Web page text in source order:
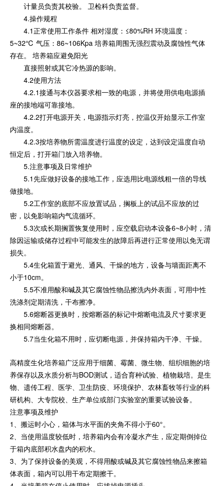
计量员负责其校验。 卫检科负责监督。
4.操作规程
4.1正常使用工作条件 相对湿度：≤80%RH 环境温度：
5~32℃ 气压：86~106Kpa 培养箱周围无强烈震动及腐蚀性气体
存在。 培养箱应避免阳光
直接照射或其它冷热源的影响。
4.2使用方法
4.2.1接通与本仪器要求相一致的电源，并将使用供电电源插
座的接地端可靠接地。
4.2.2打开电源开关，电源指示灯亮，控温仪开始显示工作室
内温度。
4.2.3按培养物所需温度进行温度的设定，达到设定温度自动
恒定后，打开箱门放入培养物。
5.注意事项及日常维护
5.1先应做好设备的接地工作，应选用比电源线粗一倍的导线
做接地。
5.2工作室的底部不应放置试品，搁板上的试品不应放的过
密，以免影响箱内气流循环。
5.3次或长期搁置恢复使用时，应空载启动本设备6~8小时，清
除因运输或储存过程中可能发生的故障后再进行正常使用以免无谓
损失。
5.4生化箱置于避光、通风、干燥的地方，设备与墙面距离不
小于10cm。
5.5不准用酸和碱及其它腐蚀性物品擦洗内外表面，可用中性
洗涤剂定期清洗，干布擦净。
5.6熔断器更换时，按熔断器的标记中熔断电流及尺寸要求更
换相同熔断器。
5.7当生化箱不用时，应切断电源，并保持箱内干净、干燥。
高精度生化培养箱广泛应用于细菌、霉菌、微生物、组织细胞的培
养保存以及水质分析与BOD测试，适合育种试验、植物栽培。是生
物、遗传工程、医学、卫生防疫、环境保护、农林畜牧等行业的科
研机构、大专院校、生产单位或部门实验室的重要试验设备。
注意事项及维护
1、搬运时小心，箱体与水平面的夹角不得小于60°。
2、当使用温度较低时，培养箱内会有冷凝水产生，应定期倒掉位
于箱内底部积水盘内的积水。
3、为了保持设备的美观，不得用酸或碱及其它腐蚀性物品来擦箱
体表面，箱内可以用干布定期擦干。